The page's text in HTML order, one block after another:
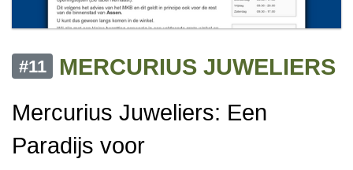
#11
MERCURIUS JUWELIERS
Mercurius Juweliers: Een
Paradijs voor